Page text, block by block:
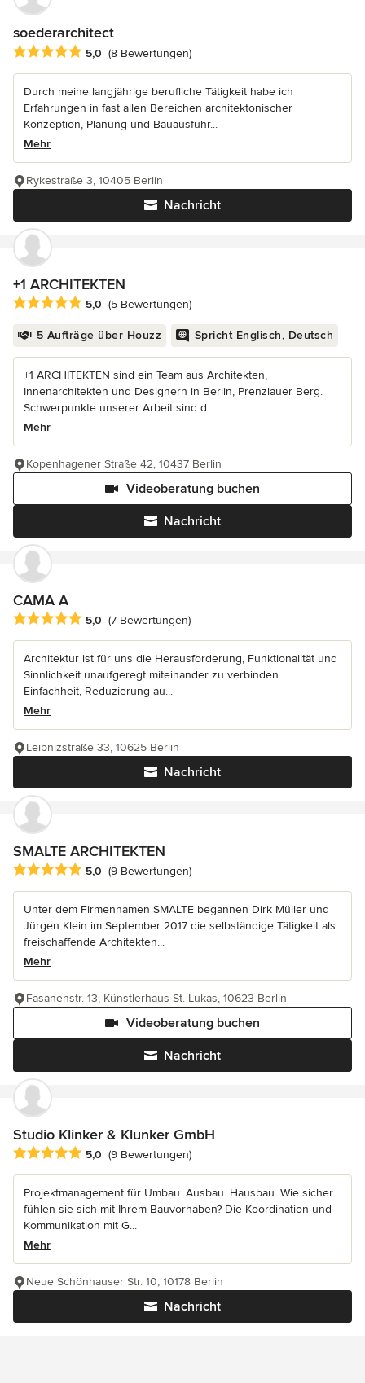
soederarchitect
Durchschnittliche Bewertung: 5 von 5 Sternen
5,0 (8 Bewertungen)
Durch meine langjährige berufliche Tätigkeit habe ich
Erfahrungen in fast allen Bereichen architektonischer
Konzeption, Planung und Bauausführ...
Mehr
Nachricht
Rykestraße 3, 10405 Berlin
+1 ARCHITEKTEN
Durchschnittliche Bewertung: 5 von 5 Sternen
5,0 (5 Bewertungen)
5 Aufträge über Houzz Spricht Englisch, Deutsch
+1 ARCHITEKTEN sind ein Team aus Architekten,
Innenarchitekten und Designern in Berlin, Prenzlauer Berg.
Schwerpunkte unserer Arbeit sind d...
Mehr
Nachricht
Videoberatung buchen
Kopenhagener Straße 42, 10437 Berlin
CAMA A
Durchschnittliche Bewertung: 5 von 5 Sternen
5,0 (7 Bewertungen)
Architektur ist für uns die Herausforderung, Funktionalität und
Sinnlichkeit unaufgeregt miteinander zu verbinden.
Einfachheit, Reduzierung au...
Mehr
Nachricht
Leibnizstraße 33, 10625 Berlin
SMALTE ARCHITEKTEN
Durchschnittliche Bewertung: 5 von 5 Sternen
5,0 (9 Bewertungen)
Unter dem Firmennamen SMALTE begannen Dirk Müller und
Jürgen Klein im September 2017 die selbständige Tätigkeit als
freischaffende Architekten...
Mehr
Nachricht
Videoberatung buchen
Fasanenstr. 13, Künstlerhaus St. Lukas, 10623 Berlin
Studio Klinker & Klunker GmbH
Durchschnittliche Bewertung: 5 von 5 Sternen
5,0 (9 Bewertungen)
Projektmanagement für Umbau. Ausbau. Hausbau. Wie sicher
fühlen sie sich mit Ihrem Bauvorhaben? Die Koordination und
Kommunikation mit G...
Mehr
Nachricht
Neue Schönhauser Str. 10, 10178 Berlin